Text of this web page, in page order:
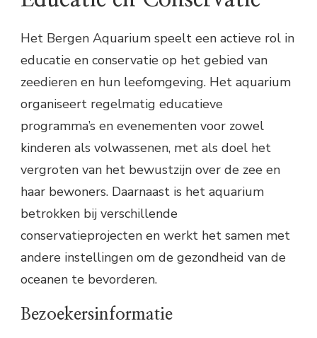
Het Bergen Aquarium speelt een actieve rol in
educatie en conservatie op het gebied van
zeedieren en hun leefomgeving. Het aquarium
organiseert regelmatig educatieve
programma’s en evenementen voor zowel
kinderen als volwassenen, met als doel het
vergroten van het bewustzijn over de zee en
haar bewoners. Daarnaast is het aquarium
betrokken bij verschillende
conservatieprojecten en werkt het samen met
andere instellingen om de gezondheid van de
oceanen te bevorderen.
Bezoekersinformatie